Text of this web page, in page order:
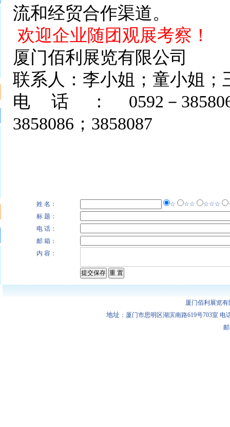
流和经贸合作渠道。
欢迎企业随团观展考察！
厦门佰利展览有限公司
联系人：李小姐；童小姐
电话：0592－3858062；
3858086；3858087
姓 名： ☆ ☆☆ ☆☆☆
标 题：
电 话：
邮 箱：
内 容：
厦门佰利展览
地址 ：厦门市思明区湖滨南路619号703室 电